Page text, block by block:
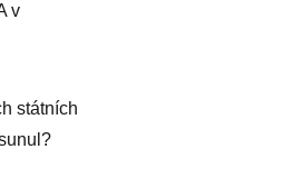
v
státních